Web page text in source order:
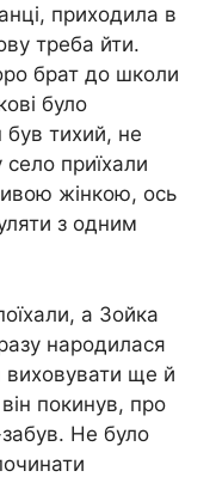
приходила в
треба йти.
брат до школи
було
був тихий, не
приїхали
жінкою, ось
з одним
а Зойка
наpoдилася
виховувати ще й
покинув, про
Не було